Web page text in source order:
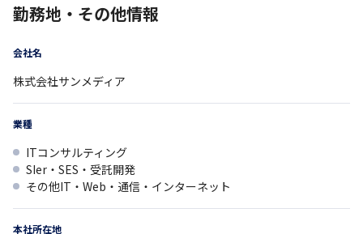
勤務地・その他情報
会社名
株式会社サンメディア
業種
ITコンサルティング
SIer・SES・受託開発
その他IT・Web・通信・インターネット
本社所在地